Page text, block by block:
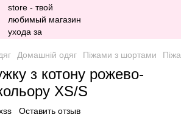
Домашній одяг Піжами з шортами
з котону рожево-
XS/S
Оставить отзыв